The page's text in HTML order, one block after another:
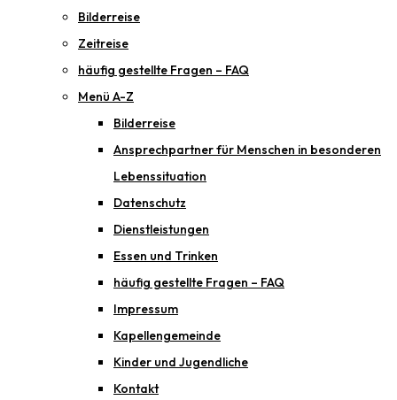
Bilderreise
Zeitreise
häufig gestellte Fragen – FAQ
Menü A-Z
Bilderreise
Ansprechpartner für Menschen in besonderen
Lebenssituation
Datenschutz
Dienstleistungen
Essen und Trinken
häufig gestellte Fragen – FAQ
Impressum
Kapellengemeinde
Kinder und Jugendliche
Kontakt